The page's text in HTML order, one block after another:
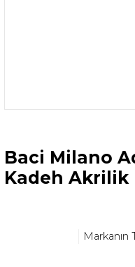
Baci Milano
Kadeh Akrilik
Markanın